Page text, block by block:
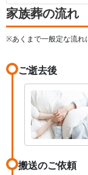
家族葬の流れ
※あくまで一般定な流れ
ご逝去後
搬送のご依頼